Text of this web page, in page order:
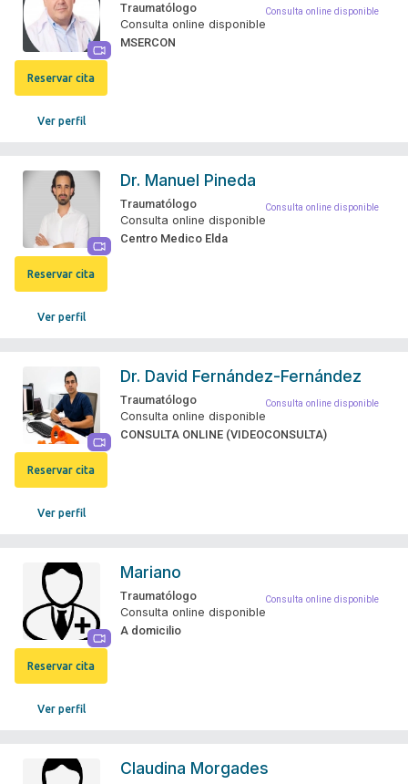
Ver perfil
Reservar cita
Traumatólogo Consulta online disponible
Consulta online disponible
MSERCON
Ver perfil
Reservar cita
Dr. Manuel Pineda
Traumatólogo Consulta online disponible
Consulta online disponible
Centro Medico Elda
Ver perfil
Reservar cita
Dr. David Fernández-Fernández
Traumatólogo Consulta online disponible
Consulta online disponible
CONSULTA ONLINE (VIDEOCONSULTA)
Ver perfil
Reservar cita
Mariano
Traumatólogo Consulta online disponible
Consulta online disponible
A domicilio
Claudina Morgades